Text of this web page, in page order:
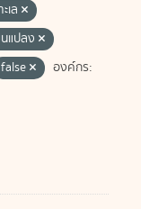
เล
แปลง
false
องค์กร: